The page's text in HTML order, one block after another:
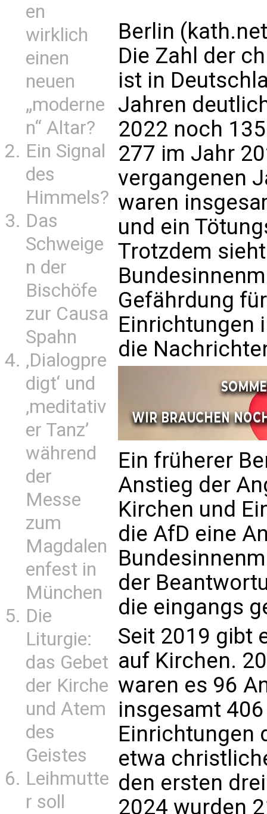
en
wirklich
einen
neuen
„moderne
n“ Altar?
Ein Signal
des
Himmels?
Das
Schweige
n der
Bischöfe
zur Causa
Spahn
‚Dialogpre
digt‘ und
‚meditativ
er Tanz’
während
der
Messe
zum
Magdalen
enfest in
München
Die
Liturgie:
das Gebet
der Kirche
und Atem
des
Geistes
Leihmutte
r soll
Berlin
Die Zahl der
ist in
Jahren
2022 noch
277 im Jahr
vergangenen
waren
und ein
Trotzdem
Gefährdung
Einrichtungen
die
Ein früherer
Anstieg der
Kirchen und
die AfD eine
der
die eingangs
Seit 2019 gibt
auf Kirchen.
waren es 96
insgesamt
Einrichtungen
etwa
den ersten
2024 wurden